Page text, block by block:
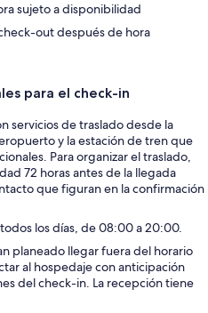
sujeto a disponibilidad
out después de hora
para el check-in
servicios de traslado desde la
y la estación de tren que
Para organizar el traslado,
72 horas antes de la llegada
que figuran en la confirmación
los días, de 08:00 a 20:00.
planeado llegar fuera del horario
al hospedaje con anticipación
del check-in. La recepción tiene